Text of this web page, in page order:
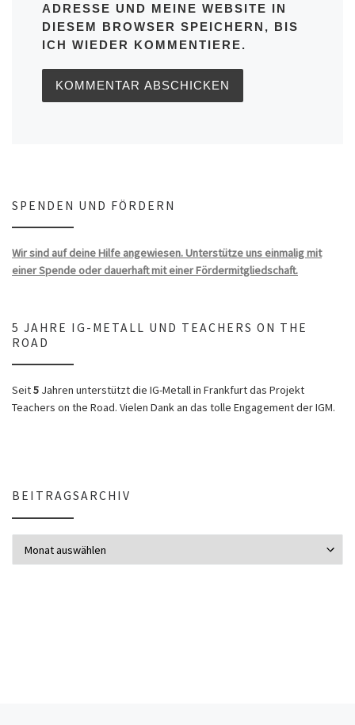
ADRESSE UND MEINE WEBSITE IN
DIESEM BROWSER SPEICHERN, BIS
ICH WIEDER KOMMENTIERE.
SPENDEN UND FÖRDERN
Wir sind auf deine Hilfe angewiesen. Unterstütze uns einmalig mit
einer Spende oder dauerhaft mit einer Fördermitgliedschaft.
5 JAHRE IG-METALL UND TEACHERS ON THE
ROAD
Seit5 Jahren unterstützt die IG-Metall in Frankfurt das Projekt
Teachers on the Road. Vielen Dank an das tolle Engagement der IGM.
BEITRAGSARCHIV